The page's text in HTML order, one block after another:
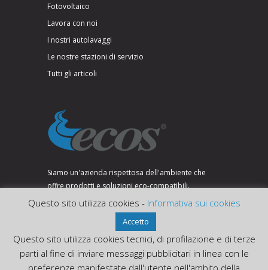
Fotovoltaico
Lavora con noi
I nostri autolavaggi
Le nostre stazioni di servizio
Tutti gli articoli
Siamo un'azienda rispettosa dell'ambiente che
offre prodotti e soluzioni eco-compatibili.
Questo sito utilizza cookies - Informativa sui cookies
Accetto
Questo sito utilizza cookies tecnici, di profilazione e di terze
parti al fine di inviare messaggi pubblicitari in linea con le